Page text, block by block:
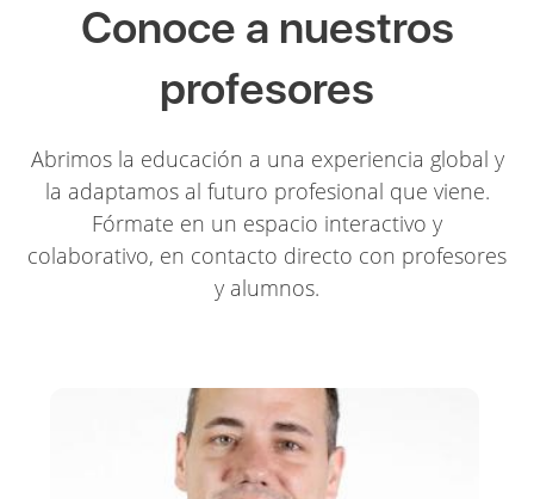
Conoce a nuestros
profesores
Abrimos la educación a una experiencia global y
la adaptamos al futuro profesional que viene.
Fórmate en un espacio interactivo y
colaborativo, en contacto directo con profesores
y alumnos.